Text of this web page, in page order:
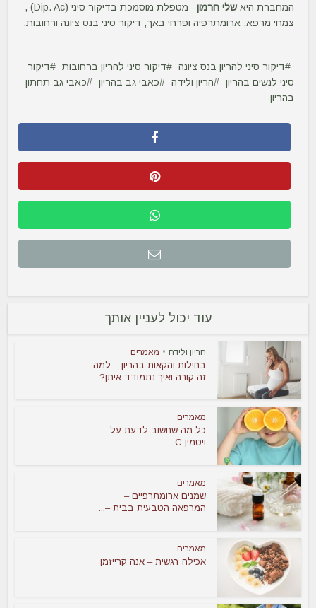
המחברת היאשלי חרמון– מטפלת מוסמכת בדיקור סיני (Dip. Ac)
,
צמחי מרפא, ארומתרפיה ופרחי באך, דיקור סיני בנס ציונה ורחובות.
דיקור סיני להריון בנס ציונה דיקור סיני להריון ברחובות
דיקור
סיני לנשים בהריון
הריון ולידה כאבי גב בהריון
כאבי גב תחתון
בהריון
עוד יכול לעניין אותך
הריון ולידה • מאמרים
בחילות והקאות בהריון – למה
זה קורה ואיך נתמודד איתן?
מאמרים
כל מה שחשוב לדעת על
ויטמין C
מאמרים
שמנים ארומתרפיים –
המרפאה הטבעית בבית –...
מאמרים
אכילה רגשית – אנה קרייזמן